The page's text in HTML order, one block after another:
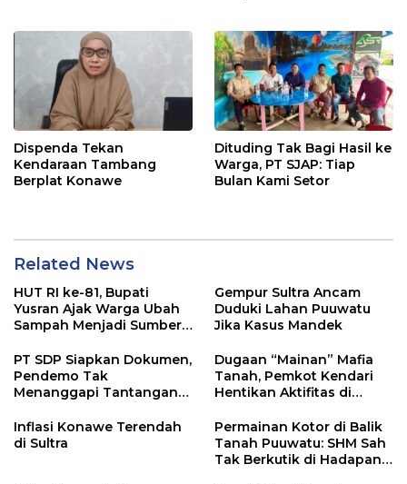
Dispenda Tekan
Kendaraan Tambang
Berplat Konawe
Dituding Tak Bagi Hasil ke
Warga, PT SJAP: Tiap
Bulan Kami Setor
Related News
HUT RI ke-81, Bupati
Yusran Ajak Warga Ubah
Sampah Menjadi Sumber
Gempur Sultra Ancam
Duduki Lahan Puuwatu
Jika Kasus Mandek
PT SDP Siapkan Dokumen,
Pendemo Tak
Menanggapi Tantangan
Dugaan “Mainan” Mafia
Tanah, Pemkot Kendari
Hentikan Aktifitas di
Inflasi Konawe Terendah
di Sultra
Permainan Kotor di Balik
Tanah Puuwatu: SHM Sah
Tak Berkutik di Hadapan